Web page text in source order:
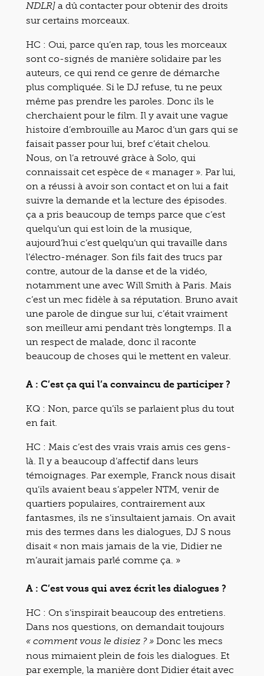
NDLR] a dû contacter pour obtenir des droits
sur certains morceaux.
HC : Oui, parce qu’en rap, tous les morceaux
sont co-signés de manière solidaire par les
auteurs, ce qui rend ce genre de démarche
plus compliquée. Si le DJ refuse, tu ne peux
même pas prendre les paroles. Donc ils le
cherchaient pour le film. Il y avait une vague
histoire d’embrouille au Maroc d’un gars qui se
faisait passer pour lui, bref c’était chelou.
Nous, on l’a retrouvé gràce à Solo, qui
connaissait cet espèce de « manager ». Par lui,
on a réussi à avoir son contact et on lui a fait
suivre la demande et la lecture des épisodes.
ça a pris beaucoup de temps parce que c’est
quelqu’un qui est loin de la musique,
aujourd’hui c’est quelqu’un qui travaille dans
l’électro-ménager. Son fils fait des trucs par
contre, autour de la danse et de la vidéo,
notamment une avec Will Smith à Paris. Mais
c’est un mec fidèle à sa réputation. Bruno avait
une parole de dingue sur lui, c’était vraiment
son meilleur ami pendant très longtemps. Il a
un respect de malade, donc il raconte
beaucoup de choses qui le mettent en valeur.
A : C’est ça qui l’a convaincu de participer ?
KQ : Non, parce qu’ils se parlaient plus du tout
en fait.
HC : Mais c’est des vrais vrais amis ces gens-
là. Il y a beaucoup d’affectif dans leurs
témoignages. Par exemple, Franck nous disait
qu’ils avaient beau s’appeler NTM, venir de
quartiers populaires, contrairement aux
fantasmes, ils ne s’insultaient jamais. On avait
mis des termes dans les dialogues, DJ S nous
disait « non mais jamais de la vie, Didier ne
m’aurait jamais parlé comme ça. »
A : C’est vous qui avez écrit les dialogues ?
HC : On s’inspirait beaucoup des entretiens.
Dans nos questions, on demandait toujours
« comment vous le disiez ? » Donc les mecs
nous mimaient plein de fois les dialogues. Et
par exemple, la manière dont Didier était avec